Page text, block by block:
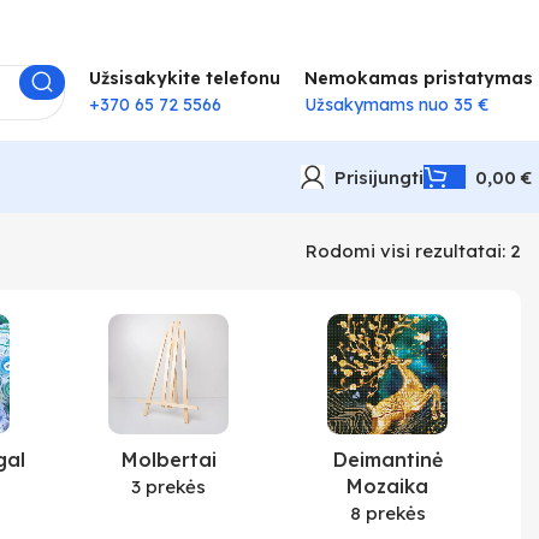
Užsisakykite telefonu
+370 65 72 5566
Nemokamas pristatymas
Užsakymams nuo 35 €
Prisijungti 0,00€
Rodomi visi rezultatai: 2
Molbertai
3 prekės
Deimantinė
Mozaika
8 prekės